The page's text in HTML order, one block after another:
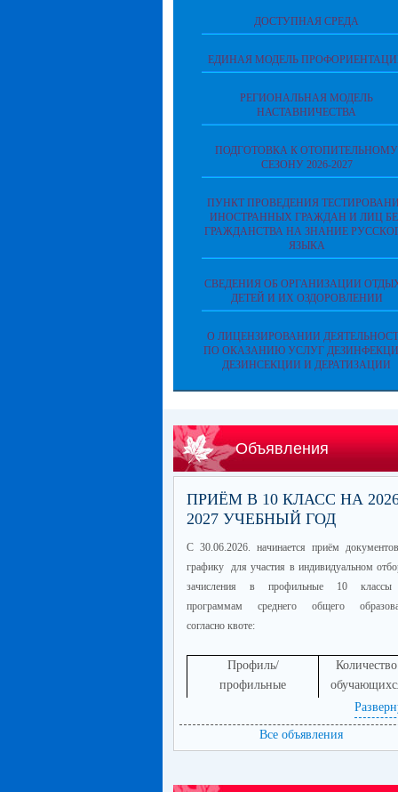
ДОСТУПНАЯ СРЕДА
ЕДИНАЯ МОДЕЛЬ
РЕГИОНАЛЬНАЯ МОДЕЛЬ
НАСТАВНИЧЕСТВА
ПОДГОТОВКА К ОТОПИТЕЛЬНОМУ
СЕЗОНУ 2026-2027
ПУНКТ ПРОВЕДЕНИЯ
ИНОСТРАННЫХ ГРАЖДАН И ЛИЦ
ГРАЖДАНСТВА НА ЗНАНИЕ
ЯЗЫКА
СВЕДЕНИЯ ОБ ОРГАНИЗАЦИИ
ДЕТЕЙ И ИХ ОЗДОРОВЛЕНИИ
О ЛИЦЕНЗИРОВАНИИ
ПО ОКАЗАНИЮ УСЛУГ
ДЕЗИНСЕКЦИИ И ДЕРАТИЗАЦИИ
Объявления
ПРИЁМ В 10 КЛАСС НА
2027 УЧЕБНЫЙ ГОД
С 30.06.2026. начинается приём
графику для участия в индивидуальном
зачисления в профильные 10
программам среднего общего
согласно квоте:
Профиль/
профильные
Количество
информационно-
профиль/
60
Все объявления